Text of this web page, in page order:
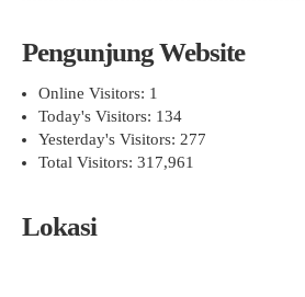
Pengunjung Website
Online Visitors: 1
Today's Visitors: 134
Yesterday's Visitors: 277
Total Visitors: 317,961
Lokasi